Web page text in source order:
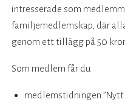
intresserade som
familjemedlemskap, där
genom ett tillägg på 50
Som medlem får du
medlemstidningen ”Nytt